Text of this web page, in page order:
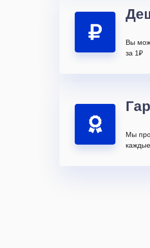
Вы
за 1₽
Мы